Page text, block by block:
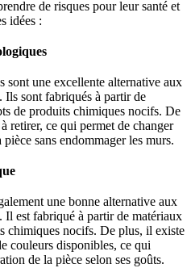
de risques pour leur santé et
idées :
sont une excellente alternative aux
sont fabriqués à partir de
de produits chimiques nocifs. De
retirer, ce qui permet de changer
sans endommager les murs.
une bonne alternative aux
est fabriqué à partir de matériaux
chimiques nocifs. De plus, il existe
couleurs disponibles, ce qui
de la pièce selon ses goûts.